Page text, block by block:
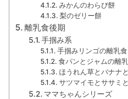
みかんのわらび餅
梨のゼリー餅
離乳食後期
手掴み系
手掴みリンゴの離乳食
食パンとジャムの離
ほうれん草とバナナ
サツマイモとササミ
ママちゃんシリーズ